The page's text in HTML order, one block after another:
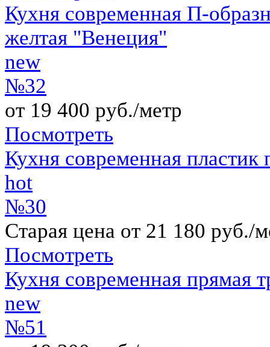
Кухня современная П-
желтая "Венеция"
new
№32
от 19 400 руб./метр
Посмотреть
Кухня современная
hot
№30
Старая цена от 21 180 руб./
Посмотреть
Кухня современная прямая
new
№51